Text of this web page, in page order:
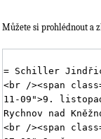
Můžete si prohlédnout a